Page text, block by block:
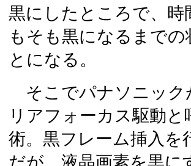
黒にしたところで、
もそも黒になるまで
とになる。
そこでパナソニック
リアフォーカス駆動
術。黒フレーム挿入を
だが、液晶画素を黒